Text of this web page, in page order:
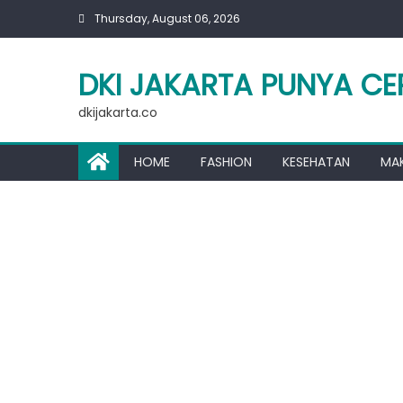
Thursday, August 06, 2026
DKI JAKARTA PUNYA
dkijakarta.co
HOME FASHION KESEHATAN